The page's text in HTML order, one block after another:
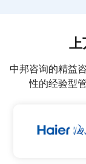
上
中邦咨询的精益
性的经验型